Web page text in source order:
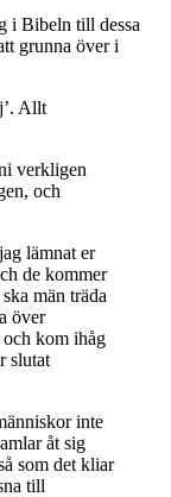
i Bibeln till dessa
grunna över i
Allt
verkligen
och
lämnat er
de kommer
män träda
över
kom ihåg
slutat
inte
åt sig
som det kliar
till